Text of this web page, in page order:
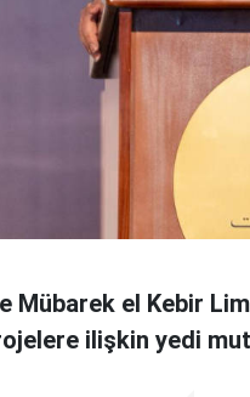
Mübarek el Kebir
ilişkin yedi